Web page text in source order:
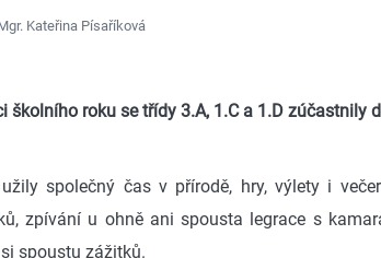
Kateřina Písaříková
školního roku se třídy 3.A, 1.C a 1.D zúčastnily
společný čas v přírodě, hry, výlety i
zpívání u ohně ani spousta legrace s
spoustu zážitků.